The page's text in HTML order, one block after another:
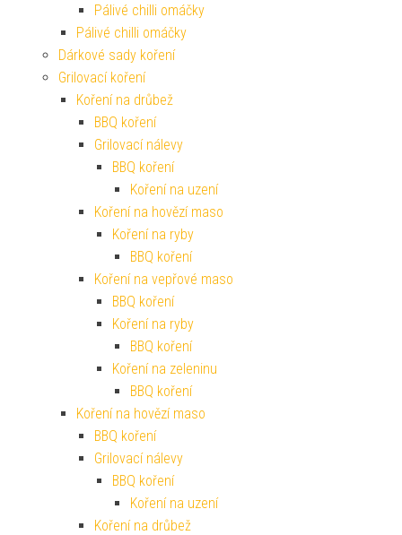
Pálivé chilli omáčky
Pálivé chilli omáčky
Dárkové sady koření
Grilovací koření
Koření na drůbež
BBQ koření
Grilovací nálevy
BBQ koření
Koření na uzení
Koření na hovězí maso
Koření na ryby
BBQ koření
Koření na vepřové maso
BBQ koření
Koření na ryby
BBQ koření
Koření na zeleninu
BBQ koření
Koření na hovězí maso
BBQ koření
Grilovací nálevy
BBQ koření
Koření na uzení
Koření na drůbež